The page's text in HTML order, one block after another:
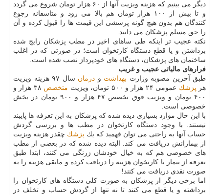
دیگر می بینیم كه هزینه ویزیت آنها از ۶۰ هزار تومان شروع می گردد
و تا بیش از ۱۰۰ هزار تومان هم بالا می رود و متاسفانه رجوع
كنندگان هم بدون هیچ گونه پرسشی این قیمت ها را قبول كرده و آن
را حق مسلم پزشكان می دانند.
نكته عجیب تر اینكه طی ساهای اخیر در مطب پزشكان رایج شده
برداشتن و یا قطع دستگاه كارتخوان است؛ در صورتی كه در اغلب
ساختمان های پزشكان، دستگاه های خودپرداز نصب شده است.
فرارهای مالیاتی عجیب و غریب
طبق آخرین مصوبه وزارت بهداشت و درمان
سال ۹۷ هزینه ویزیت
هر پزشك عمومی ۲۴ هزار و ۵۰۰ تومان، ویزیت متخصص
۳۸ هزار و
۴۰۰ تومان و ویزیت فوق تخصص ۴۷ هزار و ۹۰۰ تومان در بخش
خصوصی است.
با این حال موارد بسیاری دیده شده كه پزشكان به این تعرفه ها پایبند
نیستند. با وجود دستگاه كارتخوان در مطب ها و بررسی گردش
حساب آنها به راحتی می توان فهمید كه یك پزشك چقدر هزینه ویزیت
از بیمارانش دریافت می كند. البته دیده شده كه در بعضی از مطب
های خصوصی هم كه به خیال خودشان زرنگی می كنند، ابتدا طبق
تعرفه از بیمار با كارتخوان هزینه را دریافت كرده و مابقی هزینه را به
صورت نقدی دریافت می كنند!
اما برخی دیگر از پزشكان به صورت كلی دستگاه های كارتخوان را
برداشته و یا قطع می كنند تا نه تنها از گردش حساب و تخلف در